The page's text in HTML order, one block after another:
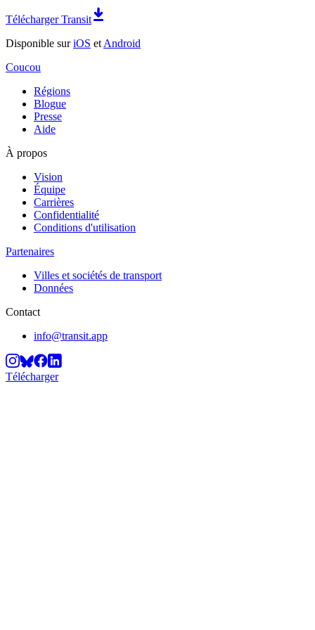
Télécharger Transit
Disponible suriOS et Android
Coucou
Régions
Blogue
Presse
Aide
À propos
Vision
Équipe
Carrières
Confidentialité
Conditions d'utilisation
Partenaires
Villes et sociétés de transport
Données
Contact
info@transit.app
Télécharger